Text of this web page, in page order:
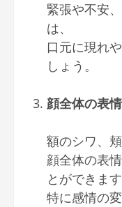
緊張や不安
は、
口元に現れ
しょう。
顔全体の表情
額のシワ、
顔全体の表
とができます
特に感情の